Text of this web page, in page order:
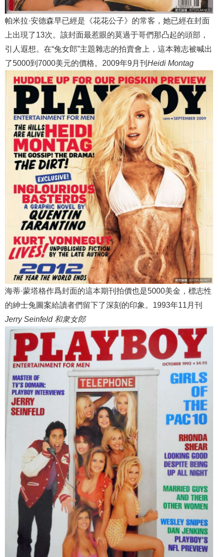
帕米拉·安德森早已經是《花花公子》的常客，她已經在封面
上出現了13次。該封面最惹眼的莫過于哥們那凸起的頭部，
引人遐想。在“兔女郎”主題雜志的拍賣會上，這本雜志被喊出
了5000到7000美元的價格。2009年9月刊 Heidi Montag
海蒂·蒙塔格作爲封面的這本期刊拍價也是5000美金，標志性
的紳士兔圖案給讀者們留下了深刻的印象。1993年11月刊
Jerry Seinfeld 和衆女郎